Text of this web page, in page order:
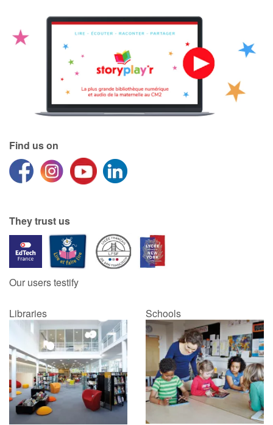
Find us on
They trust us
Our users testify
Libraries Schools